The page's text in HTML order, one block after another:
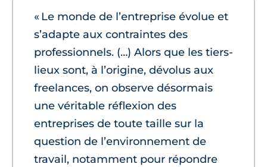
« Le monde de l’entreprise évolue et
s’adapte aux contraintes des
professionnels. (…) Alors que les tiers-
lieux sont, à l’origine, dévolus aux
freelances, on observe désormais
une véritable réflexion des
entreprises de toute taille sur la
question de l’environnement de
travail, notamment pour répondre